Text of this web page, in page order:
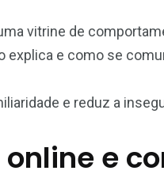
vitrine de
explica e como se
e reduz a
e